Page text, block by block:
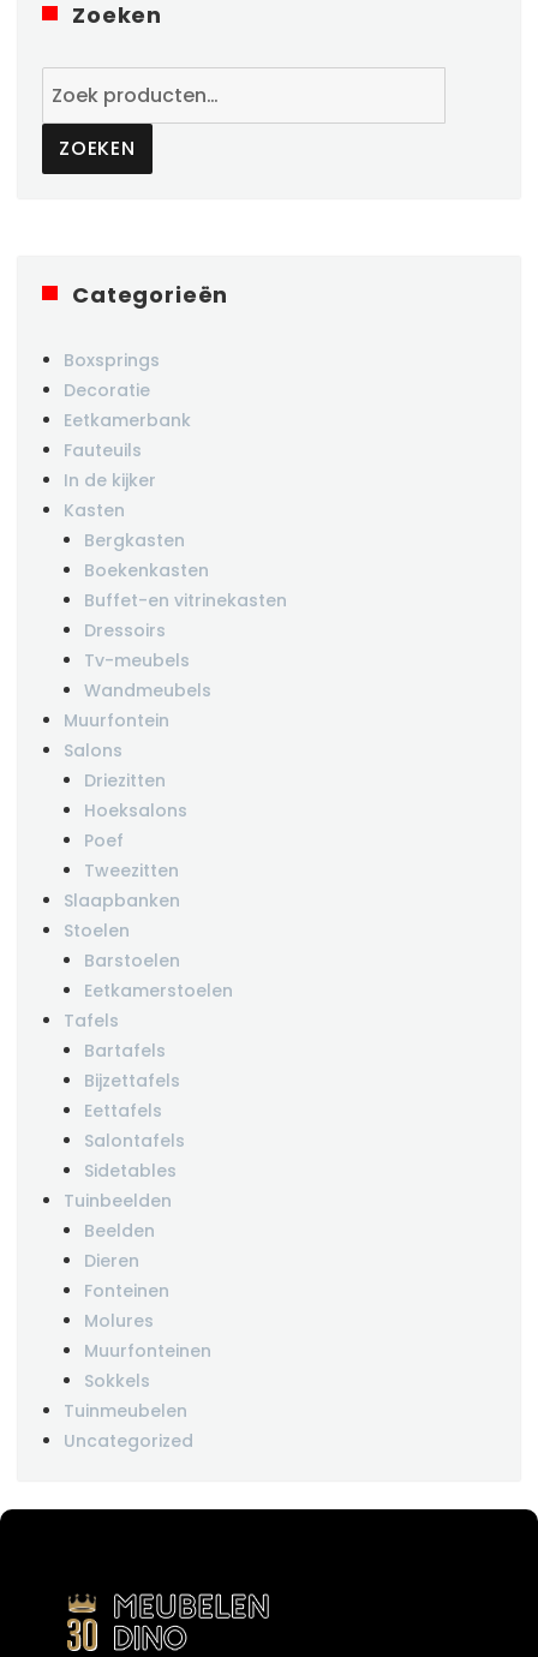
Zoeken
naar:
ZOEKEN
Categorieën
Boxsprings
Decoratie
Eetkamerbank
Fauteuils
In de kijker
Kasten
Bergkasten
Boekenkasten
Buffet-en vitrinekasten
Dressoirs
Tv-meubels
Wandmeubels
Muurfontein
Salons
Driezitten
Hoeksalons
Poef
Tweezitten
Slaapbanken
Stoelen
Barstoelen
Eetkamerstoelen
Tafels
Bartafels
Bijzettafels
Eettafels
Salontafels
Sidetables
Tuinbeelden
Beelden
Dieren
Fonteinen
Molures
Muurfonteinen
Sokkels
Tuinmeubelen
Uncategorized